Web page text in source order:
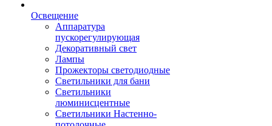
Освещение
Аппаратура
пускорегулирующая
Декоративный свет
Лампы
Прожекторы светодиодные
Светильники для бани
Светильники
люминисцентные
Светильники Настенно-